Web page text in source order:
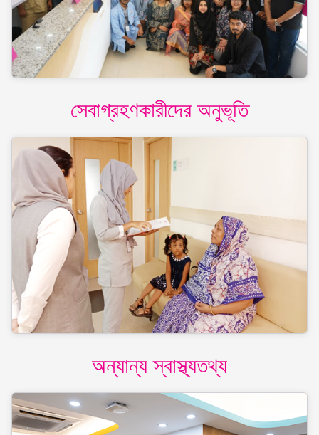
সেবাগ্রহণকারীদের অনুভূতি
অন্যান্য স্বাস্থ্যতথ্য